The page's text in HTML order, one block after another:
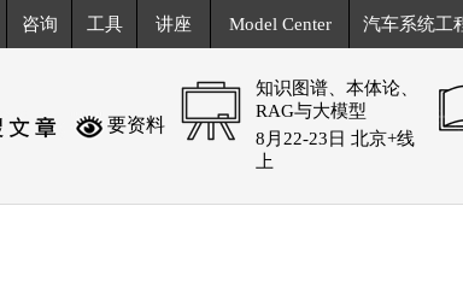
咨询 工具 讲座 Model Center 汽车系统工
要资料
知识图谱、本体论、
RAG与大模型
8月22-23日 北京+线
上